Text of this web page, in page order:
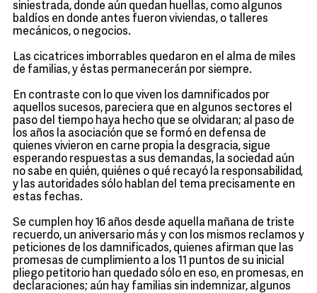
siniestrada, donde aún quedan huellas, como algunos
baldíos en donde antes fueron viviendas, o talleres
mecánicos, o negocios.
Las cicatrices imborrables quedaron en el alma de miles
de familias, y éstas permanecerán por siempre.
En contraste con lo que viven los damnificados por
aquellos sucesos, pareciera que en algunos sectores el
paso del tiempo haya hecho que se olvidaran; al paso de
los años la asociación que se formó en defensa de
quienes vivieron en carne propia la desgracia, sigue
esperando respuestas a sus demandas, la sociedad aún
no sabe en quién, quiénes o qué recayó la responsabilidad,
y las autoridades sólo hablan del tema precisamente en
estas fechas.
Se cumplen hoy 16 años desde aquella mañana de triste
recuerdo, un aniversario más y con los mismos reclamos y
peticiones de los damnificados, quienes afirman que las
promesas de cumplimiento a los 11 puntos de su inicial
pliego petitorio han quedado sólo en eso, en promesas, en
declaraciones; aún hay familias sin indemnizar, algunos